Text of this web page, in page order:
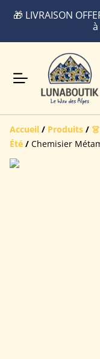
🎁 LIVRAISON
Accueil / Produits /
Été / Chemisier